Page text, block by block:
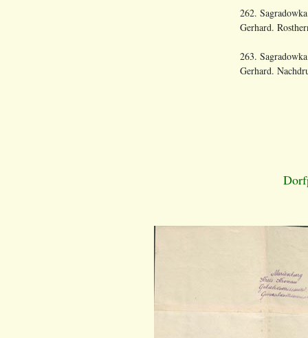
262.
Gerhard.
263.
Gerhard.